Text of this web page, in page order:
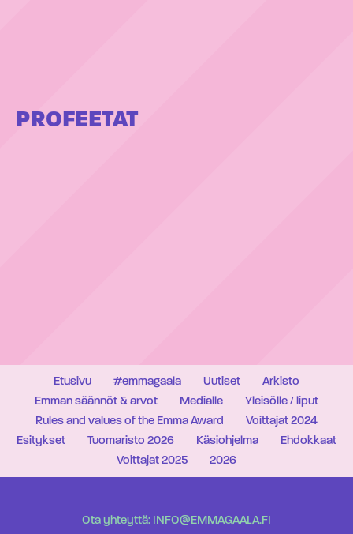
PROFEETAT
Etusivu #emmagaala Uutiset
Arkisto
Emman säännöt & arvot
Medialle
Yleisölle / liput
Rules and values of the Emma Award
Voittajat 2024
Esitykset
Tuomaristo 2026 Käsiohjelma
Ehdokkaat
Voittajat 2025
2026
Ota yhteyttä: INFO@EMMAGAALA.FI